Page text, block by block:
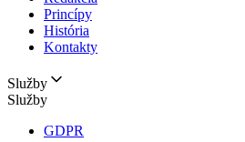
Princípy
História
Kontakty
Služby
Služby
GDPR